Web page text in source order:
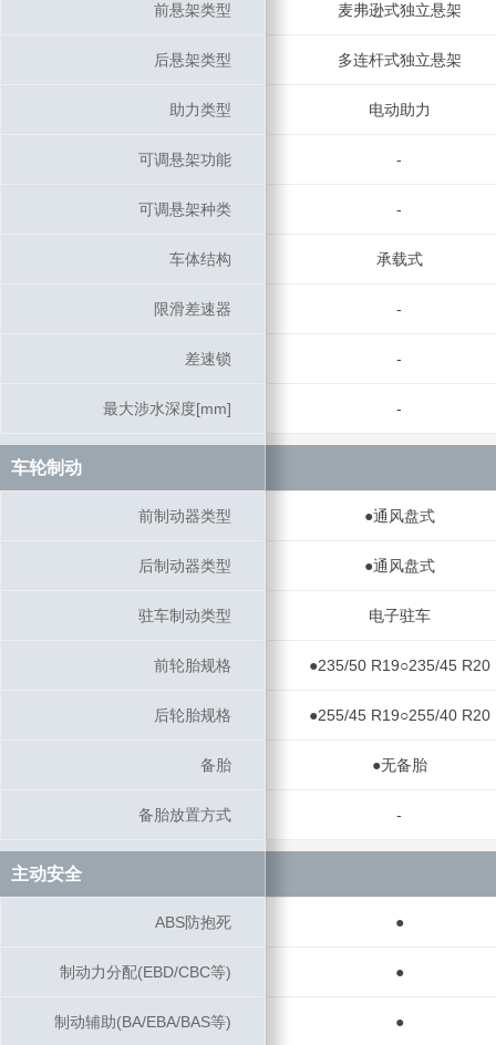
前悬架类型 麦弗逊式独立悬架
后悬架类型 多连杆式独立悬架
助力类型 电动助力
可调悬架功能 -
可调悬架种类 -
车体结构 承载式
限滑差速器 -
差速锁 -
最大涉水深度[mm] -
车轮制动
前制动器类型 ●通风盘式
后制动器类型 ●通风盘式
驻车制动类型 电子驻车
前轮胎规格 ●235/50 R19○235/45 R20
后轮胎规格 ●255/45 R19○255/40 R20
备胎 ●无备胎
备胎放置方式 -
主动安全
ABS防抱死 ●
制动力分配(EBD/CBC等) ●
制动辅助(BA/EBA/BAS等) ●
前悬架类型
后悬架类型
助力类型
可调悬架功能
可调悬架种类
车体结构
限滑差速器
差速锁
最大涉水深度[mm]
车轮制动
前制动器类型
后制动器类型
驻车制动类型
前轮胎规格
后轮胎规格
备胎
备胎放置方式
主动安全
ABS防抱死
制动力分配(EBD/CBC等)
制动辅助(BA/EBA/BAS等)